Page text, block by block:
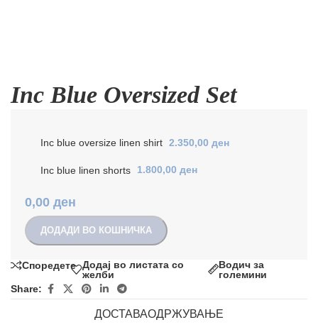
Inc Blue Oversized Set
Inc blue oversize linen shirt 2.350,00 ден
Inc blue linen shorts 1.800,00 ден
0,00 ден
ДОДАДИ ВО КОШНИЧКА
Споредете Додај во листата со
желби
Водич за
големини
Share:
ДОСТАВАОДРЖУВАЊЕ